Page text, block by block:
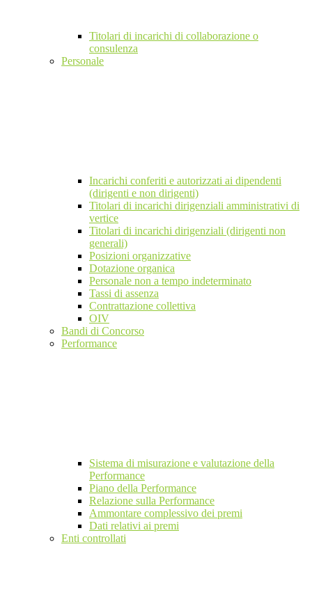
Titolari di incarichi di collaborazione o
consulenza
Personale
Incarichi conferiti e autorizzati ai dipendenti
(dirigenti e non dirigenti)
Titolari di incarichi dirigenziali amministrativi di
vertice
Titolari di incarichi dirigenziali (dirigenti non
generali)
Posizioni organizzative
Dotazione organica
Personale non a tempo indeterminato
Tassi di assenza
Contrattazione collettiva
OIV
Bandi di Concorso
Performance
Sistema di misurazione e valutazione della
Performance
Piano della Performance
Relazione sulla Performance
Ammontare complessivo dei premi
Dati relativi ai premi
Enti controllati